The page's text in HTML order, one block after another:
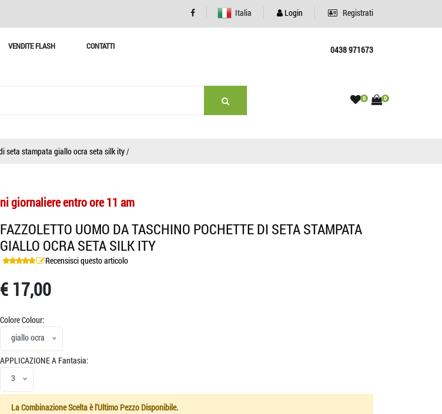
Italia Login Registrati
VENDITE FLASH CONTATTI 0438 971673
0 0
seta stampata giallo ocra seta silk ity/
giornaliere entro ore 11 am
FAZZOLETTO UOMO DA TASCHINO POCHETTE DI SETA STAMPATA
GIALLO OCRA SETA SILK ITY
Recensisci questo articolo
€ 17,00
Colore Colour:
giallo ocra
APPLICAZIONE A Fantasia:
3
La Combinazione Scelta è l'Ultimo Pezzo Disponibile.